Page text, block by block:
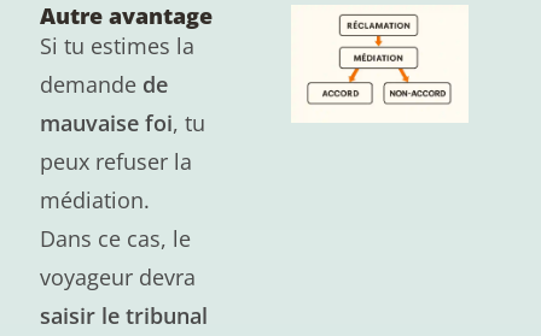
Autre avantage
Si tu estimes la
demande de
mauvaise foi, tu
peux refuser la
médiation.
Dans ce cas, le
voyageur devra
saisir le tribunal